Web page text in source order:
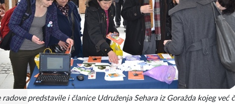
radove predstavile i članice Udruženja Sehara iz Goražda kojeg već